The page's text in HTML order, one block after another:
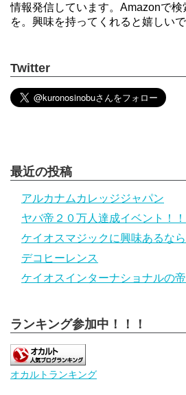
情報発信しています。Amazonで
を。興味を持ってくれると嬉しいで
Twitter
最近の投稿
アルカナムカレッジジャパン
ヤバ帝２０万人達成イベント！！
ケイオスマジックに興味あるな
デコヒーレンス
ケイオスインターナショナルの
ランキング参加中！！！
オカルトランキング